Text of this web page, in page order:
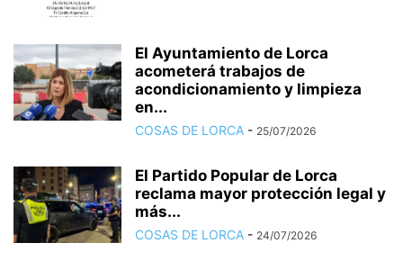
El Ayuntamiento de Lorca
acometerá trabajos de
acondicionamiento y limpieza
en...
COSAS DE LORCA - 25/07/2026
El Partido Popular de Lorca
reclama mayor protección legal y
más...
COSAS DE LORCA - 24/07/2026